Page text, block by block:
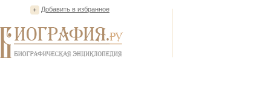
Добавить в избранное